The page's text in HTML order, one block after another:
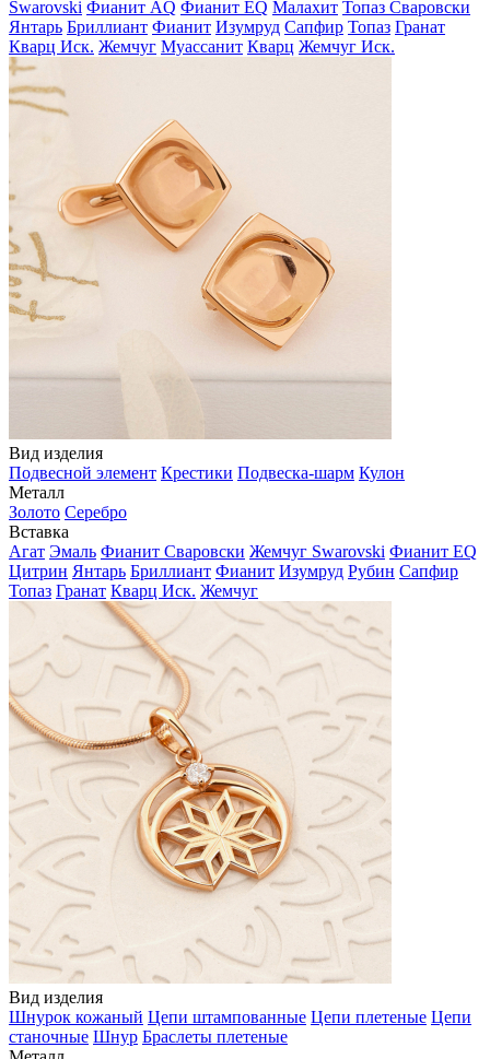
Swarovski Фианит AQ Фианит EQ Малахит Топаз Сваровски
Янтарь Бриллиант Фианит Изумруд Сапфир Топаз Гранат
Кварц Иск. Жемчуг Муассанит Кварц Жемчуг Иск.
Вид изделия
Подвесной элемент Крестики Подвеска-шарм Кулон
Металл
Золото Серебро
Вставка
Агат Эмаль Фианит Сваровски Жемчуг Swarovski Фианит EQ
Цитрин Янтарь Бриллиант Фианит Изумруд Рубин Сапфир
Топаз Гранат Кварц Иск. Жемчуг
Вид изделия
Шнурок кожаный Цепи штампованные Цепи плетеные Цепи
станочные Шнур Браслеты плетеные